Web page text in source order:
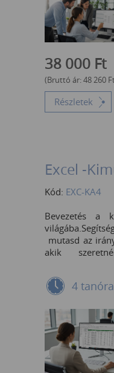
38 000 Ft
(Bruttó ár:48 260
Részletek
alakítása, majd
számított
bővítése.
tömbformulák
kapott
Pivot-táblás
Unique, Sort,
Excel -
Kód: EXC-KA4
Bevezetés a
mutasd az
akik
vagyis
Kimutatások
kimutatás?
létrehozása
Szeletelő/
4 tanóra